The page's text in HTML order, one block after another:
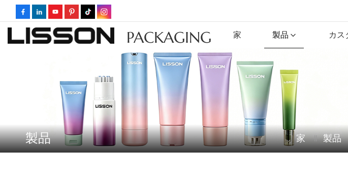
PACKAGING 家 製品 カス
製品 家 製品